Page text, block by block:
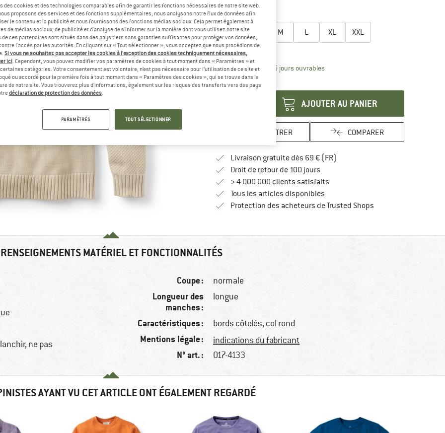
-45 %
Sélectionner taille:
XS M L XL XXL
Guide des tailles
Délai de livraison: 3-5 jours ouvrablesLe lien s'ouvre dans une boîte
Quantité:
AJOUTER AU PANIER
ENREGISTRER COMPARER
Livraison gratuite dès 69 € (FR)
Droit de retour de 100 joursTrouve les informations de
> 4 000 000 clients satisfaits
Tous les articles disponibles
Protection des acheteurs de Trusted ShopsTrouve toutes les
RENSEIGNEMENTS MATÉRIEL ET FONCTIONNALITÉS
ne pas
Coupe : normale
Longueur des
manches :
longue
Caractéristiques : bords côtelés, col rond
Mentions légale : indications du fabricant
N° art. : 017-4133
AYANT VU CET ARTICLE ONT ÉGALEMENT REGARDÉ
des cookies et des technologies comparables afin de garantir les fonctions nécessaires de notre site web.
proposons des services et des fonctions supplémentaires, nous analysons notre flux de données afin
le contenu et la publicité et nous fournissons des fonctions médias sociaux. Cela permet également à
de médias sociaux, de publicité et d'analyse de s'informer sur la manière dont vous utilisez notre site
de ces partenaires sont situés dans des pays tiers sans garanties suffisantes pour protéger vos données,
l'accès par les autorités. En cliquant sur « Tout sélectionner », vous acceptez que nous procédions de
Si vous ne souhaitez pas accepter les cookies à l’exception des cookies techniquement nécessaires,
ici . Cependant, vous pouvez modifier vos paramètres de cookies à tout moment dans « Paramètres » et
catégories. Votre consentement est volontaire, n’est pas nécessaire pour l’utilisation de ce site et
ou accordé pour la première fois à tout moment dans « Paramètres des cookies », qui se trouve dans la
de notre site. Vous trouverez plus d'informations, également sur les risques des transferts vers des pays
déclaration de protection des données
PARAMÈTRES TOUT SÉLECTIONNER